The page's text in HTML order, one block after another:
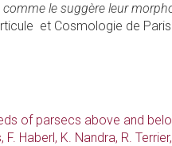
le suggère leur
et Cosmologie de
of parsecs above and
F. Haberl, K. Nandra, R.